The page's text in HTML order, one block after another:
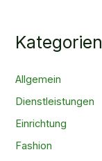
Kategorien
Allgemein
Dienstleistungen
Einrichtung
Fashion